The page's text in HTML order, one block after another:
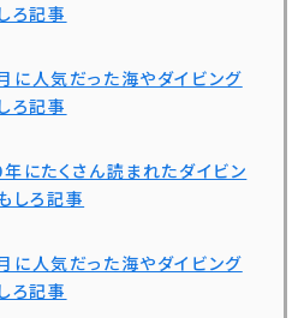
ろ記事
に人気だった海やダイビング
ろ記事
にたくさん読まれたダイビン
しろ記事
に人気だった海やダイビング
ろ記事